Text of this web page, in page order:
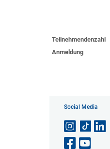
Teilnehmendenzahl
Anmeldung
Social Media